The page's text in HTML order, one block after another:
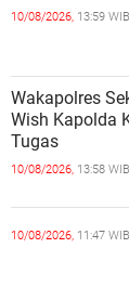
10/08/2026, 13:59 WIB
Wakapolres
Wish Kapolda
Tugas
10/08/2026, 13:58 WIB
10/08/2026, 11:47 WIB